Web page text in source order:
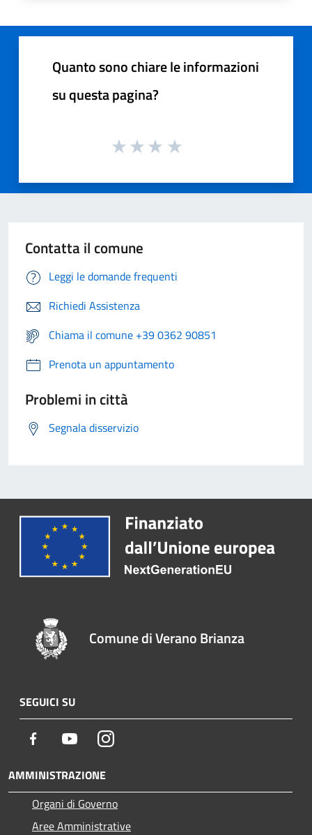
Quanto sono chiare le informazioni
su questa pagina?
Contatta il comune
Leggi le domande frequenti
Richiedi Assistenza
Chiama il comune +39 0362 90851
Prenota un appuntamento
Problemi in città
Segnala disservizio
Comune di Verano Brianza
SEGUICI SU
Facebook YoutubeInstagram
AMMINISTRAZIONE
Organi di Governo
Aree Amministrative